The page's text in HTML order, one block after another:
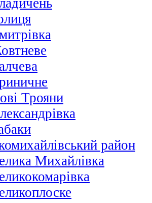
Трояни
район
Михайлівка